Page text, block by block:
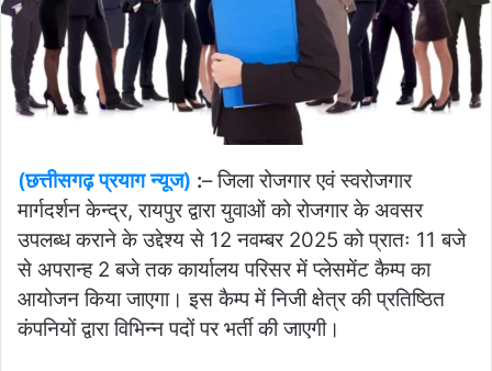
(छत्तीसगढ़ प्रयाग न्यूज) :– जिला रोजगार एवं स्वरोजगार
मार्गदर्शन केन्द्र, रायपुर द्वारा युवाओं को रोजगार के अवसर
उपलब्ध कराने के उद्देश्य से 12 नवम्बर 2025 को प्रातः 11 बजे
से अपरान्ह 2 बजे तक कार्यालय परिसर में प्लेसमेंट कैम्प का
आयोजन किया जाएगा। इस कैम्प में निजी क्षेत्र की प्रतिष्ठित
कंपनियों द्वारा विभिन्न पदों पर भर्ती की जाएगी।